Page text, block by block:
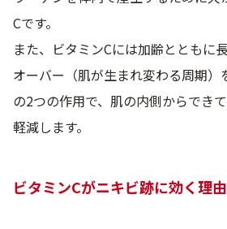
Cです。
また、ビタミンCには加齢とともに
オーバー（肌が生まれ変わる周期）
の2つの作用で、肌の内側からでき
軽減します。
ビタミンCがニキビ跡に効く理